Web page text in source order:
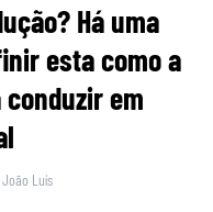
Há uma
esta como a
em
João Luís